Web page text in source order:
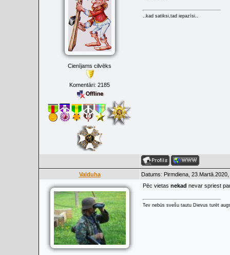
Cienījams cilvēks
Komentāri: 2185
..kad satiksi,tad iepazīsi..
Valduha Datums: Pirmdiena,
Pēc vietas nekad nevar spriest
Tev nebūs svešu tautu Dievus turēt